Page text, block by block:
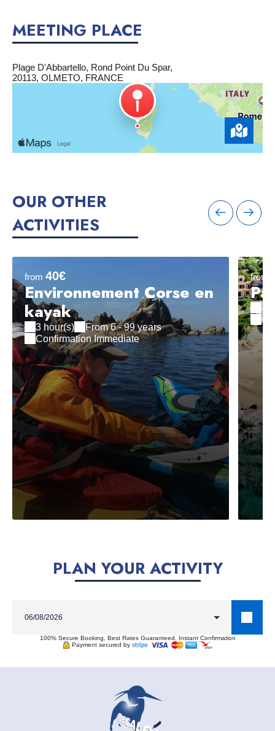
MEETING PLACE
Plage D'Abbartello, Rond Point Du Spar,
20113, OLMETO, FRANCE
OUR OTHER
ACTIVITIES
from 40€
Environnement Corse en
kayak
3 hour(s)
From 6 - 99 years
Confirmation Immediate
from
4
PLAN YOUR ACTIVITY
100% Secure Booking, Best Rates Guaranteed, Instant Confirmation
Payment secured by